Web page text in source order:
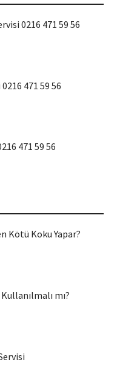
0216 471 59 56
471 59 56
471 59 56
Kötü Koku Yapar?
mı?